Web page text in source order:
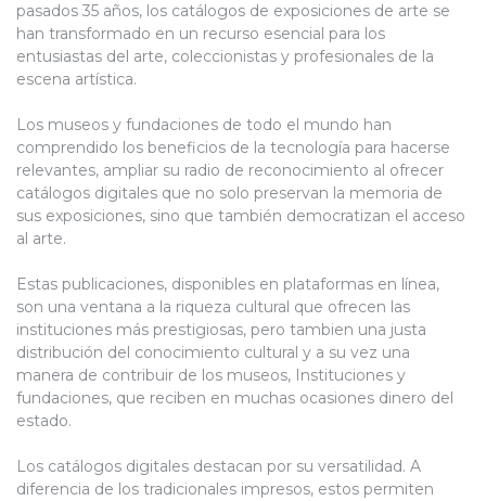
pasados 35 años, los catálogos de exposiciones de arte se
han transformado en un recurso esencial para los
entusiastas del arte, coleccionistas y profesionales de la
escena artística.
Los museos y fundaciones de todo el mundo han
comprendido los beneficios de la tecnología para hacerse
relevantes, ampliar su radio de reconocimiento al ofrecer
catálogos digitales que no solo preservan la memoria de
sus exposiciones, sino que también democratizan el acceso
al arte.
Estas publicaciones, disponibles en plataformas en línea,
son una ventana a la riqueza cultural que ofrecen las
instituciones más prestigiosas, pero tambien una justa
distribución del conocimiento cultural y a su vez una
manera de contribuir de los museos, Instituciones y
fundaciones, que reciben en muchas ocasiones dinero del
estado.
Los catálogos digitales destacan por su versatilidad. A
diferencia de los tradicionales impresos, estos permiten